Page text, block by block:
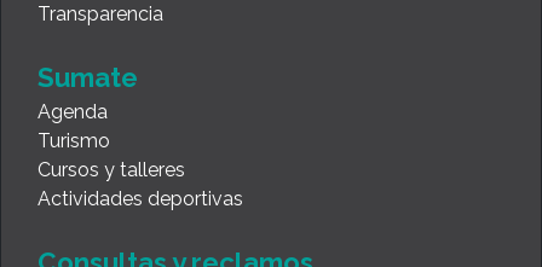
Transparencia
Sumate
Agenda
Turismo
Cursos y talleres
Actividades deportivas